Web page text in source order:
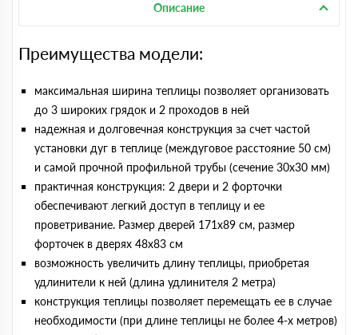
Описание
Преимущества модели:
максимальная ширина теплицы позволяет организовать
до 3 широких грядок и 2 проходов в ней
надежная и долговечная конструкция за счет частой
установки дуг в теплице (междуговое расстояние 50 см)
и самой прочной профильной трубы (сечение 30х30 мм)
практичная конструкция: 2 двери и 2 форточки
обеспечивают легкий доступ в теплицу и ее
проветривание. Размер дверей 171х89 cм, размер
форточек в дверях 48х83 см
возможность увеличить длину теплицы, приобретая
удлинители к ней (длина удлинителя 2 метра)
конструкция теплицы позволяет перемещать ее в случае
необходимости (при длине теплицы не более 4-х метров)